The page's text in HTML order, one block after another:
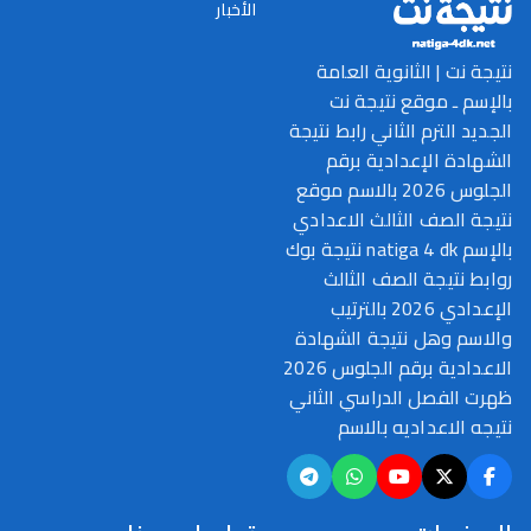
نتيجة نت | الثانوية العامة
بالإسم ـ موقع نتيجة نت
الجديد الترم الثاني رابط نتيجة
الشهادة الإعدادية برقم
الجلوس 2026 بالاسم موقع
نتيجة الصف الثالث الاعدادي
بالإسم natiga 4 dk نتيجة بوك
روابط نتيجة الصف الثالث
الإعدادي 2026 بالترتيب
والاسم وهل نتيجة الشهادة
الاعدادية برقم الجلوس 2026
ظهرت الفصل الدراسي الثاني
نتيجه الاعداديه بالاسم
الأخبار